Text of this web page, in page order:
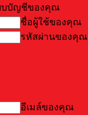
บบัญชีของคุณ
ชื่อผู้ใช้ของคุณ
รหัสผ่านของคุณ
อีเมล์ของคุณ